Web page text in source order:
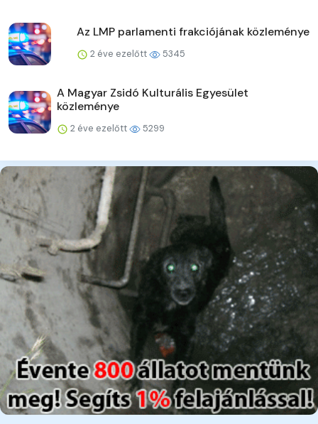
Az LMP parlamenti frakciójának közleménye
2 éve ezelőtt 5345
A Magyar Zsidó Kulturális Egyesület
közleménye
2 éve ezelőtt 5299